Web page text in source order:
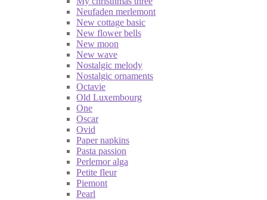
Neufaden merlemont
New cottage basic
New flower bells
New moon
New wave
Nostalgic melody
Nostalgic ornaments
Octavie
Old Luxembourg
One
Oscar
Ovid
Paper napkins
Pasta passion
Perlemor alga
Petite fleur
Piemont
Pearl